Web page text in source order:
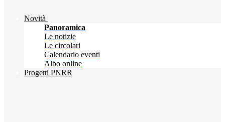
Novità
Panoramica
Le notizie
Le circolari
Calendario eventi
Albo online
Progetti PNRR